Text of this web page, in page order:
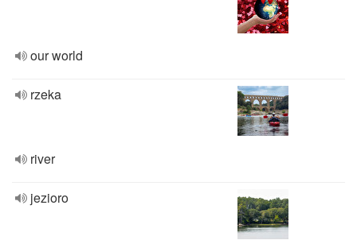
our world
rzeka
river
jezioro